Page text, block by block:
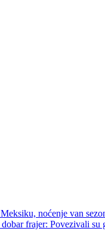
noćenje van
frajer: Povezivali su